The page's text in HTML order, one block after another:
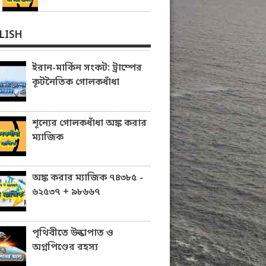
ইরান-মার্কিন সংকট: ট্রাম্পের
কূটনৈতিক গোলকধাঁধা
শূন্যের গোলকধাঁধা অঙ্ক করার
ম্যাজিক
অঙ্ক করার ম্যাজিক ৭৪৩৮৫ -
৬২৫৩৭ + ৯৮৬৬৭
পৃথিবীতে উল্কাপাত ও
অগ্নপিণ্ডের রহস্য